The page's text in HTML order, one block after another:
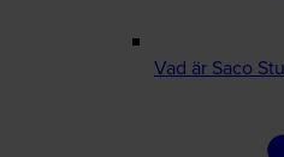
Vad är Saco